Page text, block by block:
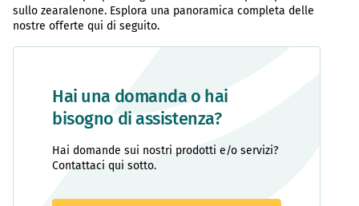
sullo zearalenone. Esplora una panoramica completa delle
nostre offerte qui di seguito.
Hai una domanda o hai
bisogno di assistenza?
Hai domande sui nostri prodotti e/o servizi?
Contattaci qui sotto.